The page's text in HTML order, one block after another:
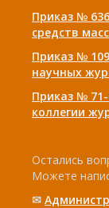
Приказ №
средств
Приказ №
научных
Приказ №
коллегии
Остались
Можете
✉